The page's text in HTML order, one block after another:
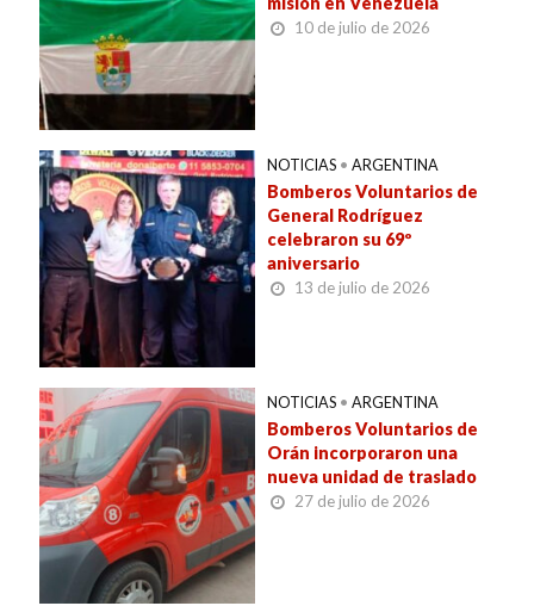
10 de julio de 2026
NOTICIAS • ARGENTINA
Bomberos Voluntarios de
General Rodríguez
celebraron su 69º
aniversario
13 de julio de 2026
NOTICIAS • ARGENTINA
Bomberos Voluntarios de
Orán incorporaron una
nueva unidad de traslado
27 de julio de 2026